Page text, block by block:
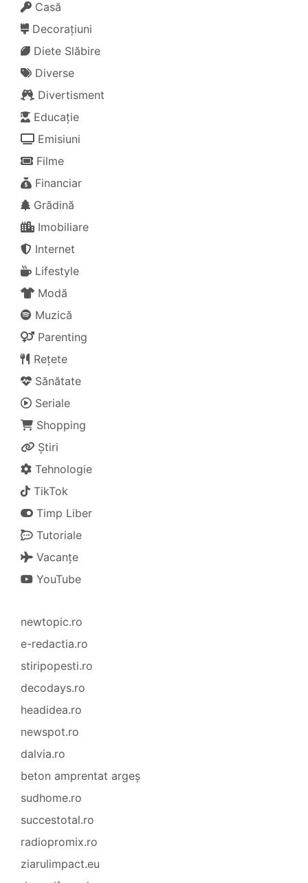
Casă
Decorațiuni
Diete Slăbire
Diverse
Divertisment
Educație
Emisiuni
Filme
Financiar
Grădină
Imobiliare
Internet
Lifestyle
Modă
Muzică
Parenting
Rețete
Sănătate
Seriale
Shopping
Știri
Tehnologie
TikTok
Timp Liber
Tutoriale
Vacanțe
YouTube
newtopic.ro
e-redactia.ro
stiripopesti.ro
decodays.ro
headidea.ro
newspot.ro
dalvia.ro
beton amprentat argeș
sudhome.ro
succestotal.ro
radiopromix.ro
ziarulimpact.eu